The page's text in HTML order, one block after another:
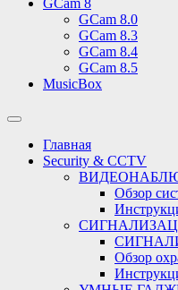
GCam 8
GCam 8.0
GCam 8.3
GCam 8.4
GCam 8.5
MusicBox
Переключить
поискаГлавная
Security & CCTV
Обзор
Обзор